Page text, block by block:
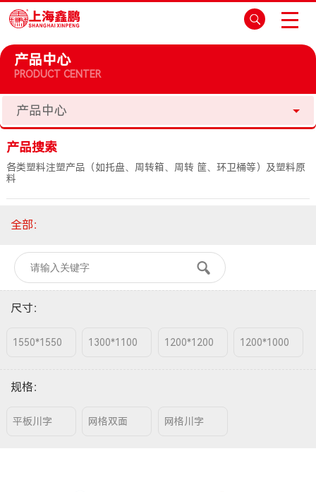
产品中心
PRODUCT CENTER
产品中心
产品搜索
各类塑料注塑产品（如托盘、周转箱、周转 筐、环卫桶等）及塑料原
料
全部：
尺寸：
1550*1550 1300*1100 1200*1200 1200*1000
规格：
平板川字 网格双面 网格川字